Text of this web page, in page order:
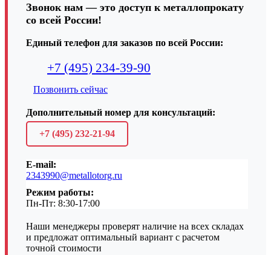
Звонок нам — это доступ к металлопрокату
со всей России!
Единый телефон для заказов по всей России:
+7 (495) 234-39-90
Позвонить сейчас
Дополнительный номер для консультаций:
+7 (495) 232-21-94
E-mail:
2343990@metallotorg.ru
Режим работы:
Пн-Пт: 8:30-17:00
Наши менеджеры проверят наличие на всех складах
и предложат оптимальный вариант с расчетом
точной стоимости